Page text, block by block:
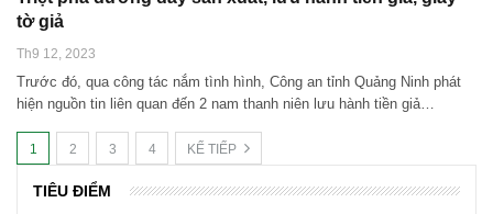
tờ giả
Th9 12, 2023
Trước đó, qua công tác nắm tình hình, Công an tỉnh Quảng Ninh phát
hiện nguồn tin liên quan đến 2 nam thanh niên lưu hành tiền giả…
1 2 3 4 KẾ TIẾP
TIÊU ĐIỂM